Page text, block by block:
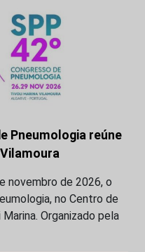
Pneumologia reúne
novembro de 2026, o
no Centro de
Organizado pela